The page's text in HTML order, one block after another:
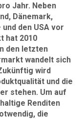
Jahr. Neben
Dänemark,
den USA vor
hat 2010
den letzten
wandelt sich
wird
und die
stehen. Um auf
Renditen
die